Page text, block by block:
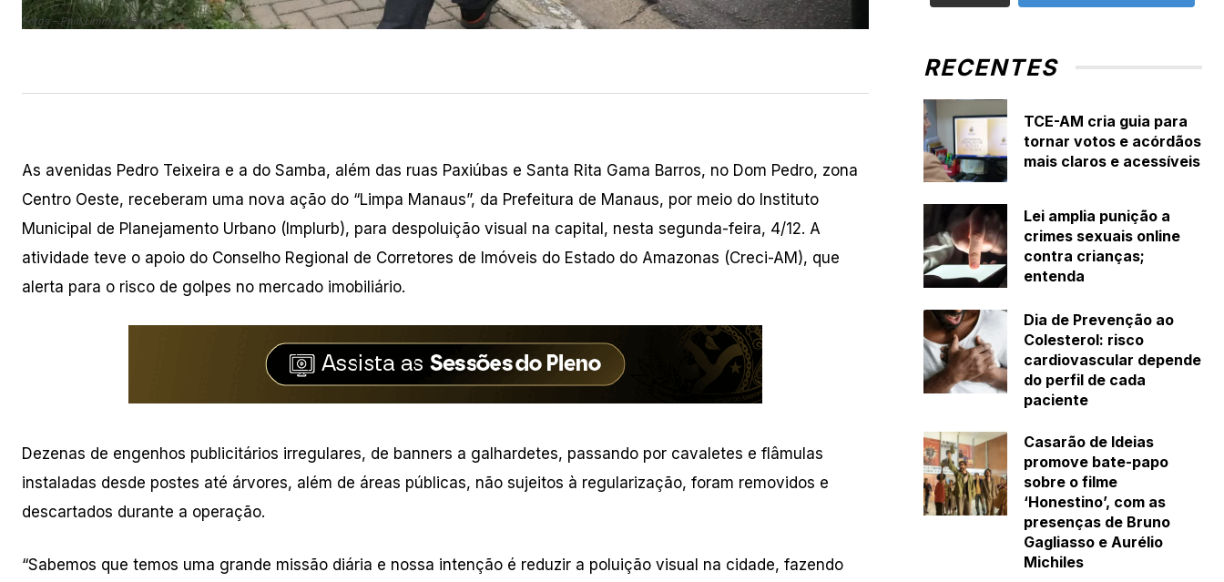
Fotos – Phill Limma / Semcom
As avenidas Pedro Teixeira e a do Samba, além das ruas Paxiúbas e Santa Rita Gama Barros, no Dom Pedro, zona
Centro Oeste, receberam uma nova ação do “Limpa Manaus”, da Prefeitura de Manaus, por meio do Instituto
Municipal de Planejamento Urbano (Implurb), para despoluição visual na capital, nesta segunda-feira, 4/12. A
atividade teve o apoio do Conselho Regional de Corretores de Imóveis do Estado do Amazonas (Creci-AM), que
alerta para o risco de golpes no mercado imobiliário.
Dezenas de engenhos publicitários irregulares, de banners a galhardetes, passando por cavaletes e flâmulas
instaladas desde postes ​a​té árvores, além de áreas públicas, não sujeitos à regularização, foram removidos e
descartados durante a operação.
“Sabemos que temos uma grande missão diária e nossa intenção é reduzir a poluição visual na cidade, fazendo
RECENTES
TCE-AM cria guia para
tornar votos e acórdãos
mais claros e acessíveis
Lei amplia punição a
crimes sexuais online
contra crianças;
entenda
Dia de Prevenção ao
Colesterol: risco
cardiovascular depende
do perfil de cada
paciente
Casarão de Ideias
promove bate-papo
sobre o filme
‘Honestino’, com as
presenças de Bruno
Gagliasso e Aurélio
Michiles